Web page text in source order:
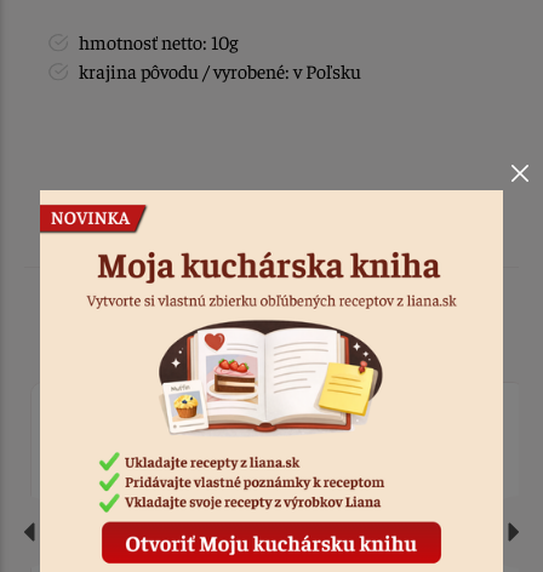
hmotnosť netto: 10g
krajina pôvodu / vyrobené: v Poľsku
Podobné produkty